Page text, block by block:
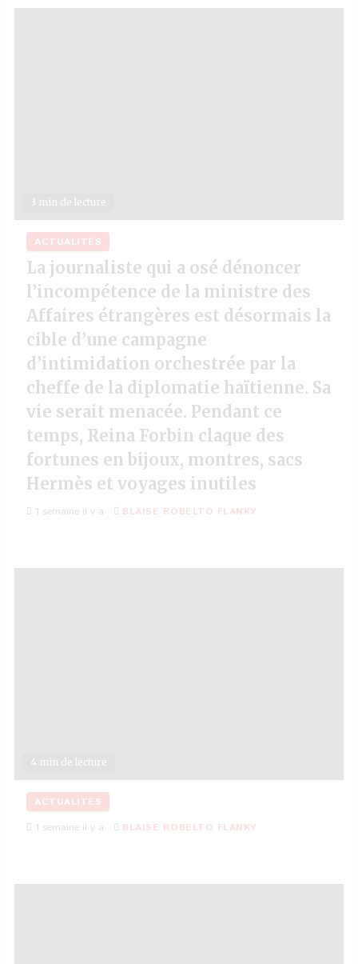
3 min de lecture
ACTUALITÉS
La journaliste qui a osé dénoncer
l’incompétence de la ministre des
Affaires étrangères est désormais la
cible d’une campagne
d’intimidation orchestrée par la
cheffe de la diplomatie haïtienne. Sa
vie serait menacée. Pendant ce
temps, Reina Forbin claque des
fortunes en bijoux, montres, sacs
Hermès et voyages inutiles
1 semaine il y a BLAISE ROBELTO FLANKY
4 min de lecture
ACTUALITÉS
1 semaine il y a
BLAISE ROBELTO FLANKY